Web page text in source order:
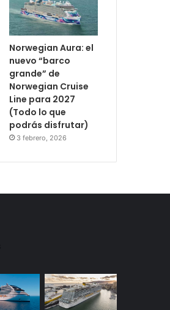
Norwegian Aura: el
nuevo “barco
grande” de
Norwegian Cruise
Line para 2027
(Todo lo que
podrás disfrutar)
3 febrero, 2026